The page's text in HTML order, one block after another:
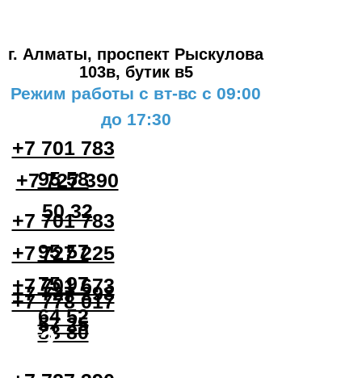
г. Алматы, проспект Рыскулова
103в, бутик в5
Режим работы с вт-вс с 09:00
до 17:30
+7 701 783
95 58
+7 727 390
50 32
+7 701 783
95 57
+7 727 225
75 97
+7 701 673
64 52
+7 727 298
57 25
+7 778 017
33 80
#2